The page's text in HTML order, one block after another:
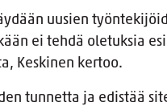
uusien
ei tehdä oletuksia
Keskinen kertoo.
tunnetta ja edistää